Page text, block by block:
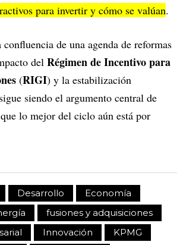
para invertir y cómo se valúan.
de una agenda de reformas
del Régimen de Incentivo para
(RIGI) y la estabilización
siendo el argumento central de
lo mejor del ciclo aún está por
Desarrollo
Economía
fusiones y adquisiciones
Innovación
KPMG